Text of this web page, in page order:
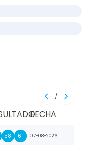
/
FECHA
58 61 07-08-2026